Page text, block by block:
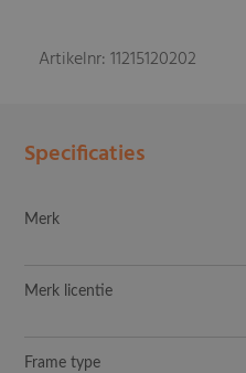
Artikelnr: 11215120202
Specificaties
Merk
Merk licentie
Frame type